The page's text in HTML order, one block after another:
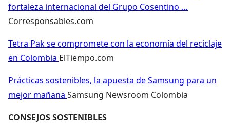
fortaleza internacional del Grupo Cosentino …
Corresponsables.com
Tetra Pak se compromete con la economía del reciclaje
en Colombia ElTiempo.com
Prácticas sostenibles, la apuesta de Samsung para un
mejor mañana Samsung Newsroom Colombia
CONSEJOS SOSTENIBLES